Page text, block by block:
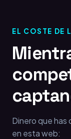
EL COSTE DE
Dinero que
en esta web: